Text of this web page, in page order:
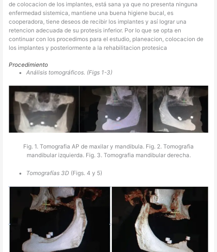
de colocacion de los implantes, está sana ya que no presenta ninguna
enfermedad sistemica, mantiene una buena higiene bucal, es
cooperadora, tiene deseos de recibir los implantes y así lograr una
retencion adecuada de su protesis inferior. Por lo que se opta en
continuar con los procedimos para el estudio, planeacion, colocacion de
los implantes y posteriormente a la rehabilitacion protesica
Procedimiento
Análisis tomográficos. (Figs 1-3)
Fig. 1. Tomografia AP de maxilar y mandibula. Fig. 2. Tomografia
mandibular izquierda. Fig. 3. Tomografia mandibular derecha.
Tomografías 3D (Figs. 4 y 5)